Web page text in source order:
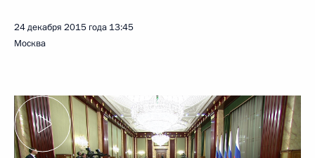
24 декабря 2015 года 13:45
Москва